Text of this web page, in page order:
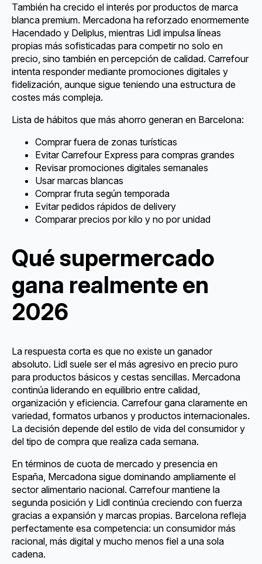
También ha crecido el interés por productos de marca
blanca premium. Mercadona ha reforzado enormemente
Hacendado y Deliplus, mientras Lidl impulsa líneas
propias más sofisticadas para competir no solo en
precio, sino también en percepción de calidad. Carrefour
intenta responder mediante promociones digitales y
fidelización, aunque sigue teniendo una estructura de
costes más compleja.
Lista de hábitos que más ahorro generan en Barcelona:
Comprar fuera de zonas turísticas
Evitar Carrefour Express para compras grandes
Revisar promociones digitales semanales
Usar marcas blancas
Comprar fruta según temporada
Evitar pedidos rápidos de delivery
Comparar precios por kilo y no por unidad
Qué supermercado
gana realmente en
2026
La respuesta corta es que no existe un ganador
absoluto. Lidl suele ser el más agresivo en precio puro
para productos básicos y cestas sencillas. Mercadona
continúa liderando en equilibrio entre calidad,
organización y eficiencia. Carrefour gana claramente en
variedad, formatos urbanos y productos internacionales.
La decisión depende del estilo de vida del consumidor y
del tipo de compra que realiza cada semana.
En términos de cuota de mercado y presencia en
España, Mercadona sigue dominando ampliamente el
sector alimentario nacional. Carrefour mantiene la
segunda posición y Lidl continúa creciendo con fuerza
gracias a expansión y marcas propias. Barcelona refleja
perfectamente esa competencia: un consumidor más
racional, más digital y mucho menos fiel a una sola
cadena.